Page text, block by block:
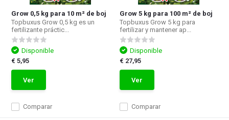
Grow 0,5 kg para 10 m² de boj
Topbuxus Grow 0,5 kg es un
fertilizante práctic...
Comparar
Disponible
€ 5,95
Ver
Grow 5 kg para 100 m² de boj
Topbuxus Grow 5 kg para
fertilizar y mantener ap...
Comparar
Disponible
€ 27,95
Ver